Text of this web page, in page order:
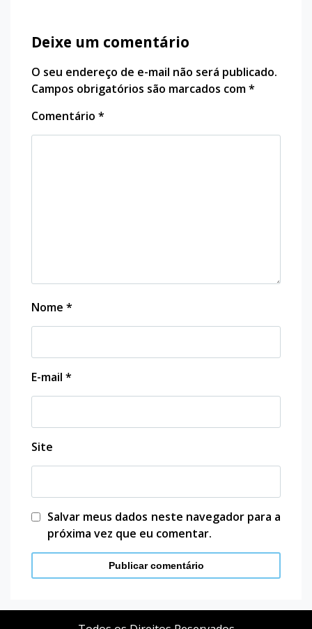
Deixe um comentário
O seu endereço de e-mail não será publicado.
Campos obrigatórios são marcados com*
Comentário *
Nome *
E-mail *
Site
Salvar meus dados neste navegador para a
próxima vez que eu comentar.